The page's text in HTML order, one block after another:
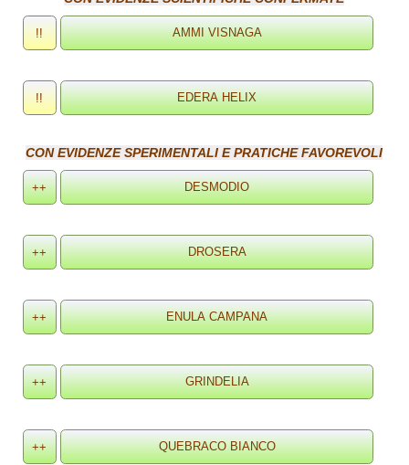
!!
!!
CON EVIDENZE SPERIMENTALI E PRATICHE FAVOREVOLI
++
++
++
++
++